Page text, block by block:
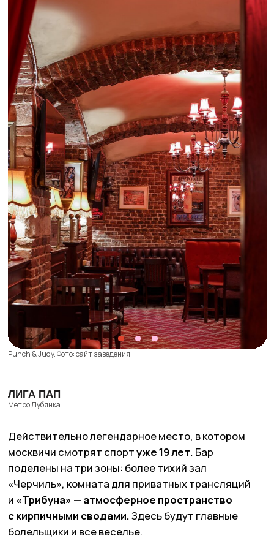
Sean O‘Neil. Фото: сайт заведения
Местос круглосуточными ирландскими
завтраками(это традиционный английский
завтрак с фасолью и колбасками) и хорошей
коктейльной картой. На первом этаже — уютная
барная стойка, на втором — большой шумный зал.
Есть настольный футбол и шкура медведя под
потолком.
SEAN O‘NEIL
Метро Кузнецкий Мост
PIVZAVOD77
Метро Бауманская